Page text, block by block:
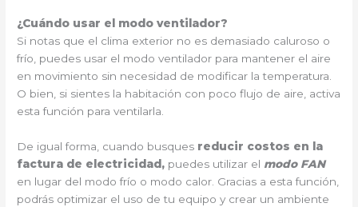
¿Cuándo usar el modo ventilador?
Si notas que el clima exterior no es demasiado caluroso o
frío, puedes usar el modo ventilador para mantener el aire
en movimiento sin necesidad de modificar la temperatura.
O bien, si sientes la habitación con poco flujo de aire, activa
esta función para ventilarla.
De igual forma, cuando busques reducir costos en la
factura de electricidad, puedes utilizar el modo FAN
en lugar del modo frío o modo calor. Gracias a esta función,
podrás optimizar el uso de tu equipo y crear un ambiente